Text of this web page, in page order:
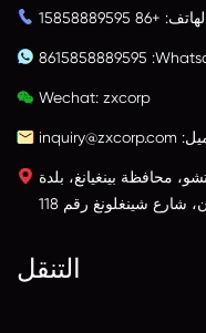
+86 15858889595
8615858889595
Wechat: zxcorp
inquiry@zxcorp.com
محافظة بينغيانغ، بلدة
شارع شينغلونغ رقم 118
التنقل